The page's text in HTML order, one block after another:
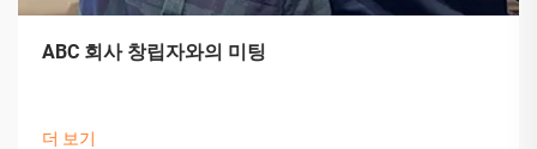
ABC 회사 창립자와의 미팅
더 보기